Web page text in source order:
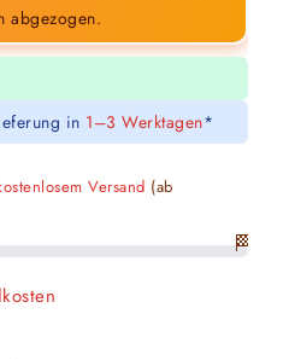
abgezogen.
in 1–3 Werktagen*
Versand (ab
🏁